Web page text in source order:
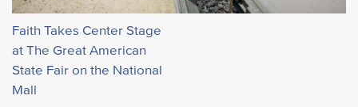
Faith Takes Center Stage
at The Great American
State Fair on the National
Mall